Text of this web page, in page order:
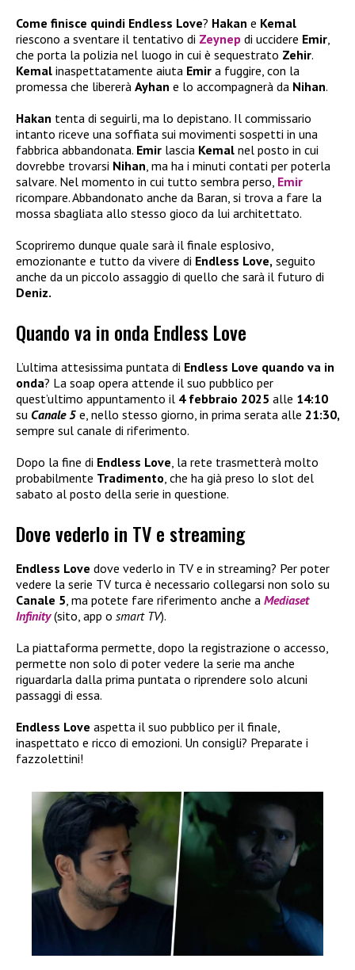
Come finisce quindi Endless Love? Hakan e Kemal
riescono a sventare il tentativo di Zeynep di uccidere Emir
che porta la polizia nel luogo in cui è sequestrato Zehir.
Kemal inaspettatamente aiuta Emir a fuggire, con la
promessa che libererà Ayhan e lo accompagnerà da Nihan.
Hakan tenta di seguirli, ma lo depistano. Il commissario
intanto riceve una soffiata sui movimenti sospetti in una
fabbrica abbandonata. Emir lascia Kemal nel posto in cui
dovrebbe trovarsi Nihan , ma ha i minuti contati per poterla
salvare. Nel momento in cui tutto sembra perso, Emir
ricompare. Abbandonato anche da Baran, si trova a fare la
mossa sbagliata allo stesso gioco da lui architettato.
Scopriremo dunque quale sarà il finale esplosivo,
emozionante e tutto da vivere di Endless Love, seguito
anche da un piccolo assaggio di quello che sarà il futuro di
Deniz.
Quando va in onda Endless Love
L’ultima attesissima puntata di Endless Love quando va in
onda? La soap opera attende il suo pubblico per
quest’ultimo appuntamento il 4 febbraio 2025 alle 14:10
su Canale 5 e, nello stesso giorno, in prima serata alle 21:30,
sempre sul canale di riferimento.
Dopo la fine di Endless Love, la rete trasmetterà molto
probabilmente Tradimento, che ha già preso lo slot del
sabato al posto della serie in questione.
Dove vederlo in TV e streaming
Endless Love dove vederlo in TV e in streaming? Per poter
vedere la serie TV turca è necessario collegarsi non solo su
Canale 5, ma potete fare riferimento anche a Mediaset
Infinity(sito, app o smart TV).
La piattaforma permette, dopo la registrazione o accesso,
permette non solo di poter vedere la serie ma anche
riguardarla dalla prima puntata o riprendere solo alcuni
passaggi di essa.
Endless Love aspetta il suo pubblico per il finale,
inaspettato e ricco di emozioni. Un consigli? Preparate i
fazzolettini!